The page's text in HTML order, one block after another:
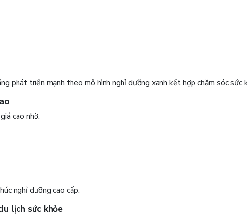
phát triển mạnh theo mô hình nghỉ dưỡng xanh kết hợp chăm sóc sức
cao nhờ:
nghỉ dưỡng cao cấp.
lịch sức khỏe